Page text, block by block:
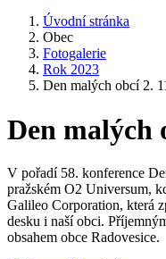
Úvodní stránka
Obec
Fotogalerie
Rok 2023
Den malých obcí 2.
Den malých
V pořadí 58. konference
pražském O2 Universum,
Galileo Corporation, která
desku i naší obci.
obsahem obce Radovesice.